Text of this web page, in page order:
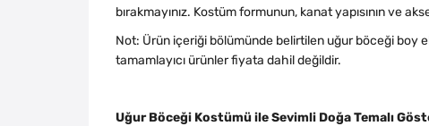
bırakmayınız. Kostüm formunun, kanat yapısının ve
Not: Ürün içeriği bölümünde belirtilen uğur böceği boy
tamamlayıcı ürünler fiyata dahil değildir.
Uğur Böceği Kostümü ile Sevimli Doğa Temalı